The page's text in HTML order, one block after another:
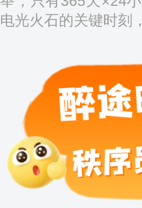
电光火石的关键时刻